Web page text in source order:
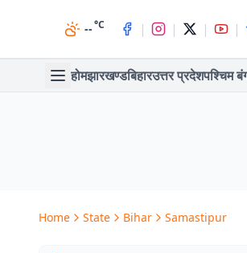
--°C | | | |
होमझारखण्डबिहारउत्तर प्रदेशपश्चिम
Home State Bihar Samastipur